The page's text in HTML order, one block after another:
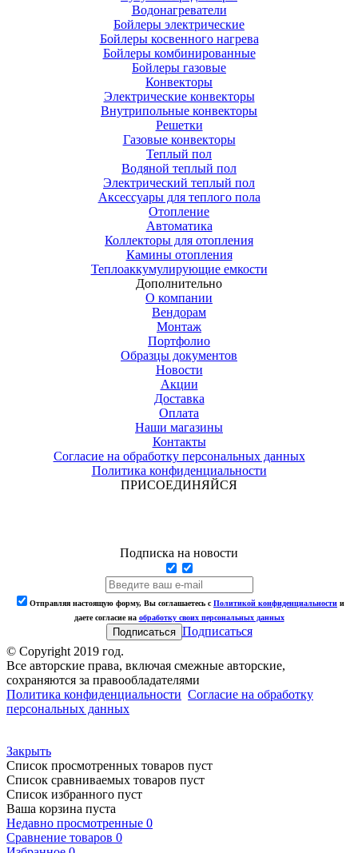
Водонагреватели
Бойлеры электрические
Бойлеры косвенного нагрева
Бойлеры комбинированные
Бойлеры газовые
Конвекторы
Электрические конвекторы
Внутрипольные конвекторы
Решетки
Газовые конвекторы
Теплый пол
Водяной теплый пол
Электрический теплый пол
Аксессуары для теплого пола
Отопление
Автоматика
Коллекторы для отопления
Камины отопления
Теплоаккумулирующие емкости
Дополнительно
О компании
Вендорам
Монтаж
Портфолио
Образцы документов
Новости
Акции
Доставка
Оплата
Наши магазины
Контакты
Согласие на обработку персональных данных
Политика конфиденциальности
ПРИСОЕДИНЯЙСЯ
Подписка на новости
Отправляя настоящую форму, Вы соглашаетесь с Политикой конфиденциальности и
даете согласие на обработку своих персональных данных
Подписаться
© Copyright 2019 год.
Все авторские права, включая смежные авторские,
сохраняются за правообладателями
Политика конфиденциальности Согласие на обработку
персональных данных
Закрыть
Список просмотренных товаров пуст
Список сравниваемых товаров пуст
Список избранного пуст
Ваша корзина пуста
Недавно просмотренные 0
Сравнение товаров 0